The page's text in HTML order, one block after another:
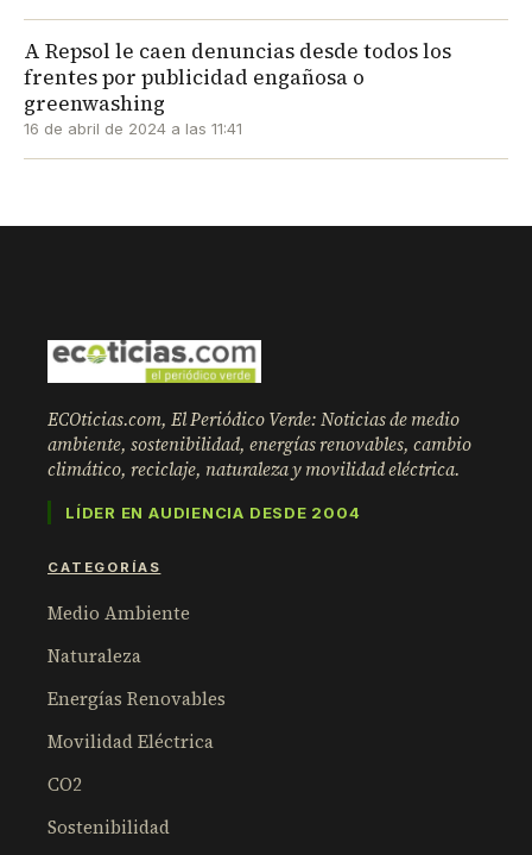
A Repsol le caen denuncias desde todos los
frentes por publicidad engañosa o
greenwashing
16 de abril de 2024 a las 11:41
ECOticias.com, El Periódico Verde: Noticias de medio
ambiente, sostenibilidad, energías renovables, cambio
climático, reciclaje, naturaleza y movilidad eléctrica.
LÍDER EN AUDIENCIA DESDE 2004
CATEGORÍAS
Medio Ambiente
Naturaleza
Energías Renovables
Movilidad Eléctrica
CO2
Sostenibilidad